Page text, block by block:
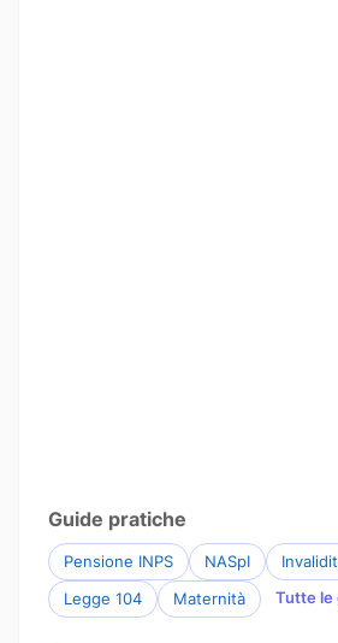
Guide pratiche
Pensione INPS NASpI
Legge 104
Maternità Tutte le